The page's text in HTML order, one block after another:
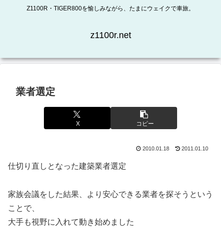
Z1100R・TIGER800を愉しみながら、たまにウェイクで車旅。
z1100r.net
業者選定
X コピー
2010.01.18 2011.01.10
仕切り直しとなった建築業者選定
家族会議をした結果、より安心できる業者を探そうという
ことで、
大手も視野に入れて動き始めました